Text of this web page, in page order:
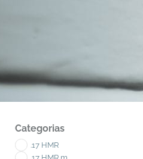
Categorias
.17 HMR